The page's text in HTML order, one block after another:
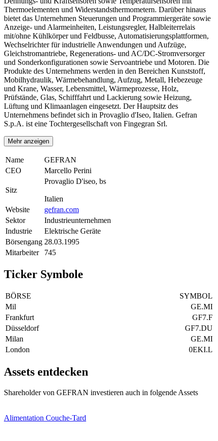
Thermoelementen und Widerstandsthermometern. Darüber hinaus
bietet das Unternehmen Steuerungen und Programmiergeräte sowie
Anzeige- und Alarmeinheiten, Leistungsregler, Halbleiterrelais
mit/ohne Kühlkörper und Feldbusse, Automatisierungsplattformen,
Wechselrichter für industrielle Anwendungen und Aufzüge,
Gleichstromantriebe, Regenerations- und AC/DC-Stromversorger
und Sonderkonfigurationen sowie Servoantriebe und Motoren. Die
Produkte des Unternehmens werden in den Bereichen Kunststoff,
Mobilhydraulik, Wärmebehandlung, Aufzug, Metall, Hebezeuge
und Krane, Wasser, Lebensmittel, Wärmeprozesse, Holz,
Prüfstände, Glas, Schifffahrt und Lackierung sowie Heizung,
Lüftung und Klimaanlagen eingesetzt. Der Hauptsitz des
Unternehmens befindet sich in Provaglio d'Iseo, Italien. Gefran
S.p.A. ist eine Tochtergesellschaft von Fingegran Srl.
Mehr anzeigen
Name
GEFRAN
CEO
Marcello Perini
Sitz
Provaglio D'iseo, bs
Italien
Website
gefran.com
Sektor
Industrieunternehmen
Industrie
Elektrische Geräte
Börsengang 28.03.1995
Mitarbeiter
745
Ticker Symbole
BÖRSE
SYMBOL
Mil
GE.MI
Frankfurt
GF7.F
Düsseldorf
GF7.DU
Milan
GE.MI
London
0EKI.L
Assets entdecken
Shareholder von GEFRAN investieren auch in folgende Assets
Alimentation Couche-Tard